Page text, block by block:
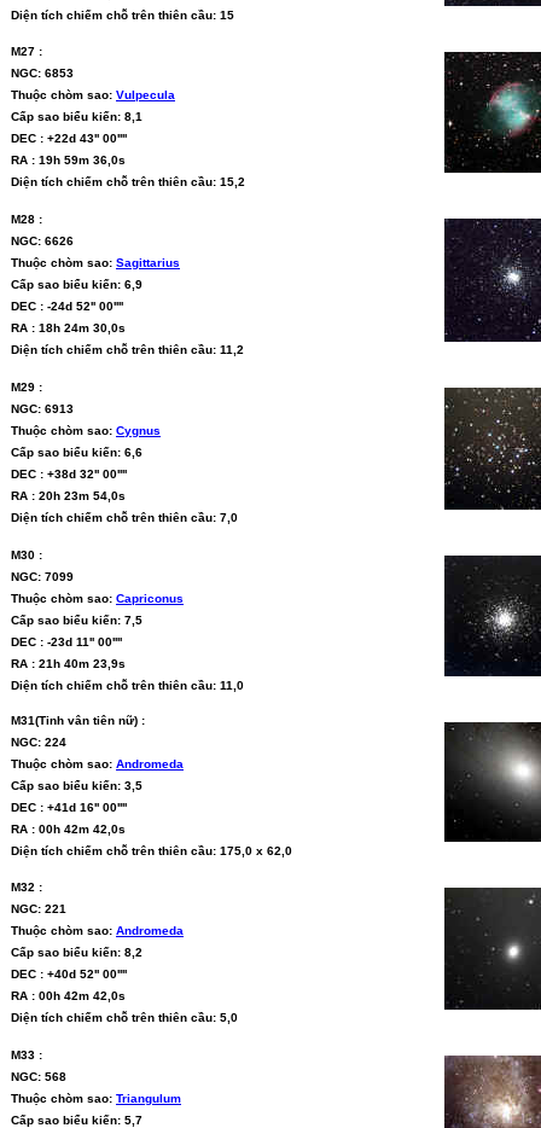
Diện tích chiếm chỗ trên thiên cầu: 15
M27 :
NGC: 6853
Thuộc chòm sao: Vulpecula
Cấp sao biểu kiến: 8,1
DEC : +22d 43'' 00''''
RA : 19h 59m 36,0s
Diện tích chiếm chỗ trên thiên cầu: 15,2
M28 :
NGC: 6626
Thuộc chòm sao: Sagittarius
Cấp sao biểu kiến: 6,9
DEC : -24d 52'' 00''''
RA : 18h 24m 30,0s
Diện tích chiếm chỗ trên thiên cầu: 11,2
M29 :
NGC: 6913
Thuộc chòm sao: Cygnus
Cấp sao biểu kiến: 6,6
DEC : +38d 32'' 00''''
RA : 20h 23m 54,0s
Diện tích chiếm chỗ trên thiên cầu: 7,0
M30 :
NGC: 7099
Thuộc chòm sao: Capriconus
Cấp sao biểu kiến: 7,5
DEC : -23d 11'' 00''''
RA : 21h 40m 23,9s
Diện tích chiếm chỗ trên thiên cầu: 11,0
M31(Tinh vân tiên nữ) :
NGC: 224
Thuộc chòm sao: Andromeda
Cấp sao biểu kiến: 3,5
DEC : +41d 16'' 00''''
RA : 00h 42m 42,0s
Diện tích chiếm chỗ trên thiên cầu: 175,0 x 62,0
M32 :
NGC: 221
Thuộc chòm sao: Andromeda
Cấp sao biểu kiến: 8,2
DEC : +40d 52'' 00''''
RA : 00h 42m 42,0s
Diện tích chiếm chỗ trên thiên cầu: 5,0
M33 :
NGC: 568
Thuộc chòm sao: Triangulum
Cấp sao biểu kiến: 5,7